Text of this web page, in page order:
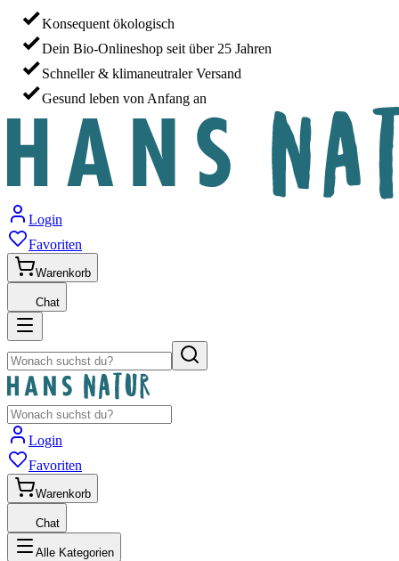
Konsequent ökologisch
Dein Bio-Onlineshop seit über 25 Jahren
Schneller & klimaneutraler Versand
Gesund leben von Anfang an
Login
Favoriten
Warenkorb
Chat
Login
Favoriten
Warenkorb
Chat
Alle Kategorien